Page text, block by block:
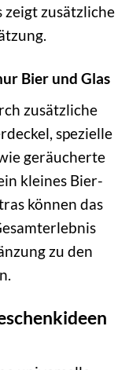
zeigt zusätzliche
Bier und Glas
zusätzliche
spezielle
geräucherte
kleines Bier-
können das
zu den